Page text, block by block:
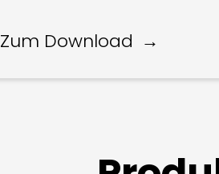
Zum Download